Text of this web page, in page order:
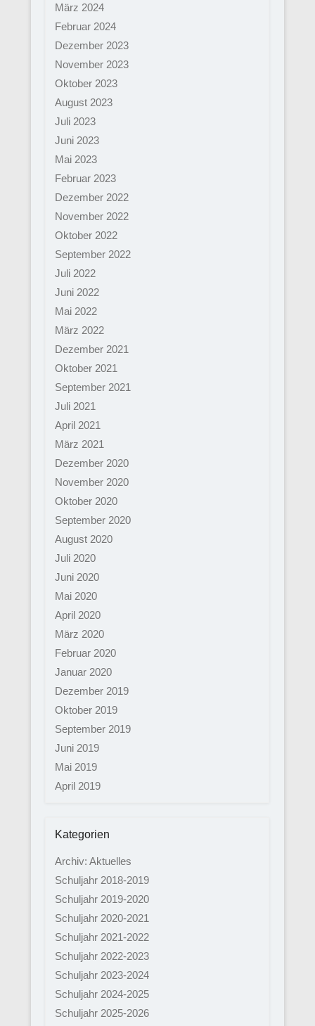
März 2024
Februar 2024
Dezember 2023
November 2023
Oktober 2023
August 2023
Juli 2023
Juni 2023
Mai 2023
Februar 2023
Dezember 2022
November 2022
Oktober 2022
September 2022
Juli 2022
Juni 2022
Mai 2022
März 2022
Dezember 2021
Oktober 2021
September 2021
Juli 2021
April 2021
März 2021
Dezember 2020
November 2020
Oktober 2020
September 2020
August 2020
Juli 2020
Juni 2020
Mai 2020
April 2020
März 2020
Februar 2020
Januar 2020
Dezember 2019
Oktober 2019
September 2019
Juni 2019
Mai 2019
April 2019
Kategorien
Archiv: Aktuelles
Schuljahr 2018-2019
Schuljahr 2019-2020
Schuljahr 2020-2021
Schuljahr 2021-2022
Schuljahr 2022-2023
Schuljahr 2023-2024
Schuljahr 2024-2025
Schuljahr 2025-2026